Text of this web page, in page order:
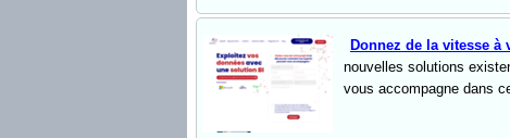
Donnez de la vitesse à
nouvelles solutions
vous accompagne dans